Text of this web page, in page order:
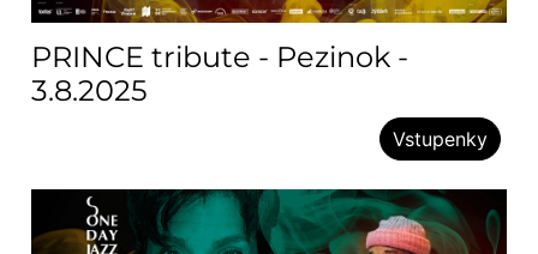
PRINCE tribute - Pezinok -
3.8.2025
Vstupenky